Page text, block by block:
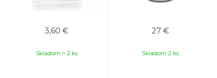
3,60 €
Skladom > 2 ks
27 €
Skladom 2 ks